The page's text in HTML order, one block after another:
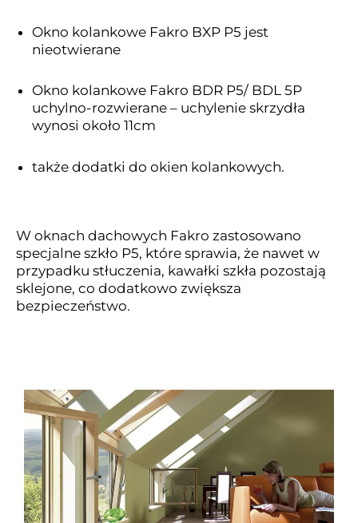
Okno kolankowe Fakro BXP P5 jest
nieotwierane
Okno kolankowe Fakro BDR P5/ BDL 5P
uchylno-rozwierane – uchylenie skrzydła
wynosi około 11cm
także dodatki do okien kolankowych.
W oknach dachowych Fakro zastosowano
specjalne szkło P5, które sprawia, że nawet w
przypadku stłuczenia, kawałki szkła pozostają
sklejone, co dodatkowo zwiększa
bezpieczeństwo.